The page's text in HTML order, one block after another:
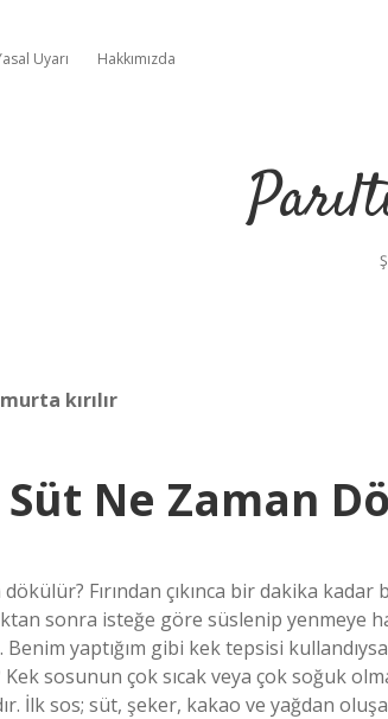
Uyarı Hakkımızda
kırılır
Ne Zaman
Fırından çıkınca bir dakika
sonra isteğe göre süslenip yenmeye
yaptığım gibi kek tepsisi
Kek sosunun çok sıcak veya çok soğuk
İlk sos; süt, şeker, kakao ve yağdan